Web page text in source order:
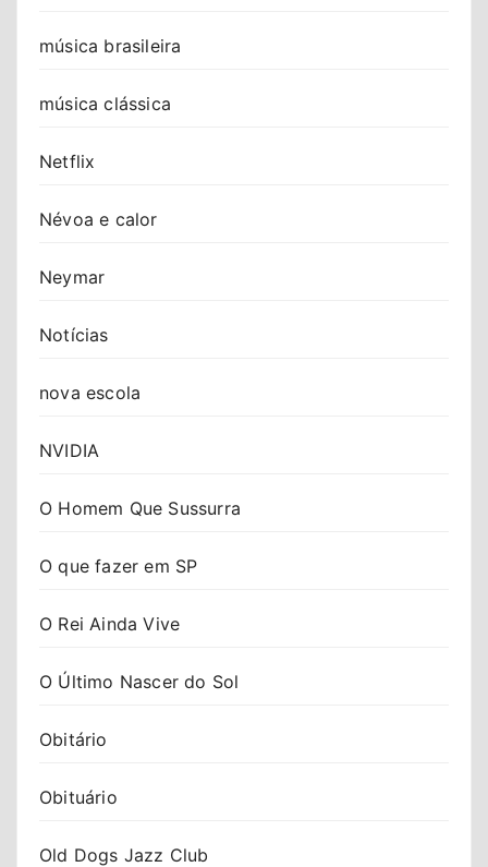
música brasileira
música clássica
Netflix
Névoa e calor
Neymar
Notícias
nova escola
NVIDIA
O Homem Que Sussurra
O que fazer em SP
O Rei Ainda Vive
O Último Nascer do Sol
Obitário
Obituário
Old Dogs Jazz Club